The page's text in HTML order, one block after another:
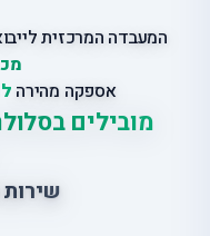
המעבדה המרכזית
אספקה מהירה